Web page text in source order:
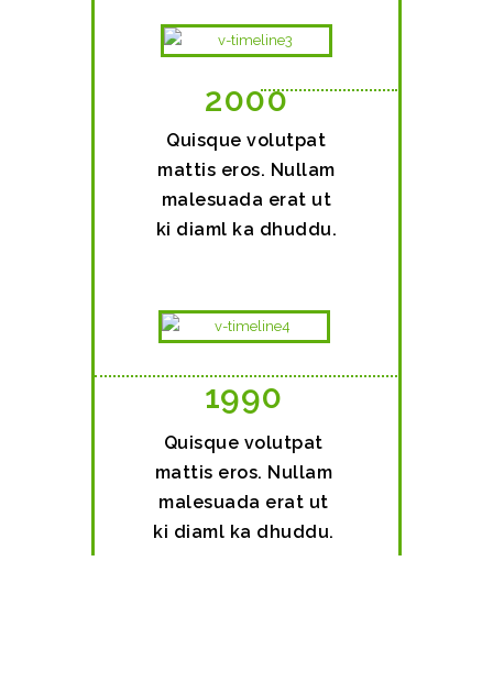
2000
Quisque volutpat
mattis eros. Nullam
malesuada erat ut
ki diaml ka dhuddu.
1990
Quisque volutpat
mattis eros. Nullam
malesuada erat ut
ki diaml ka dhuddu.